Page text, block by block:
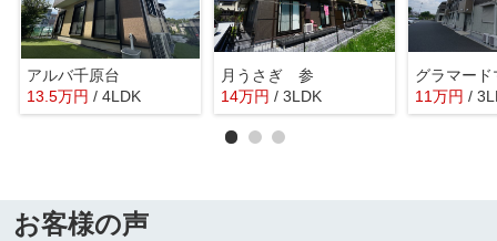
アルバ千原台
13.5万円 / 4LDK
月うさぎ 参
14万円 / 3LDK
グラマー
11万円 /
お客様の声